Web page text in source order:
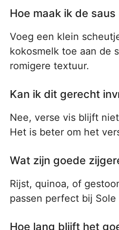
Hoe maak ik de saus
Voeg een klein
kokosmelk toe aan de
romigere textuur.
Kan ik dit gerecht
Nee, verse vis blijft
Het is beter om het
Wat zijn goede
Rijst, quinoa, of
passen perfect bij
Hoe lang blijft het